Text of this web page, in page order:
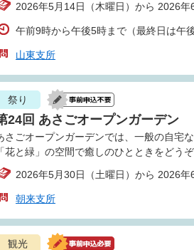
2026年5月14日（木曜日）から 2026年
午前9時から午後5時まで（最終日は午
山東支所
祭り
24回 あさごオープンガーデン
さごオープンガーデンでは、一般の自宅
「花と緑」の空間で癒しのひとときをどうぞ
2026年5月30日（土曜日）から 2026年
朝来支所
観光